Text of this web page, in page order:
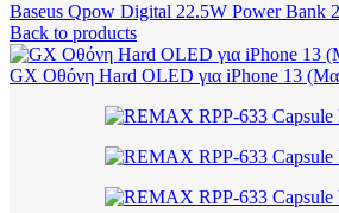
Baseus Qpow Digital 22.5W Power Bank
Back to products
GX Οθόνη Hard OLED για iPhone 13